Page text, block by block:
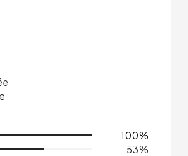
100%
53%